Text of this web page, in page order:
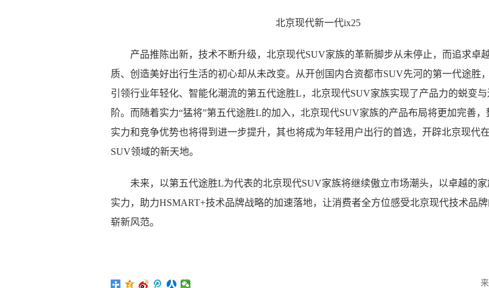
北京现代新一代ix25
产品推陈出新，技术不断升级，北京现代SUV家族的革新脚步从未停止，而追求卓
质、创造美好出行生活的初心却从未改变。从开创国内合资都市SUV先河的第一代途胜
引领行业年轻化、智能化潮流的第五代途胜L，北京现代SUV家族实现了产品力的蜕变与
阶。而随着实力“猛将”第五代途胜L的加入，北京现代SUV家族的产品布局将更加完善，
实力和竞争优势也将得到进一步提升，其也将成为年轻用户出行的首选，开辟北京现代在
SUV领域的新天地。
未来，以第五代途胜L为代表的北京现代SUV家族将继续傲立市场潮头，以卓越的家
实力，助力HSMART+技术品牌战略的加速落地，让消费者全方位感受北京现代技术品牌
崭新风范。
来